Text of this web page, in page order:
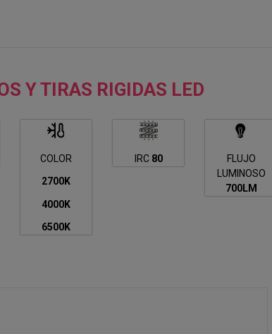
Y TIRAS RIGIDAS LED
COLOR
2700K
4000K
6500K
IRC 80
FLUJO
LUMINOSO
700LM